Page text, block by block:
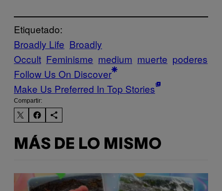
Etiquetado:
Broadly Life Broadly
Occult Feminisme medium muerte poderes
Follow Us On Discover
Make Us Preferred In Top Stories
Compartir:
MÁS DE LO MISMO